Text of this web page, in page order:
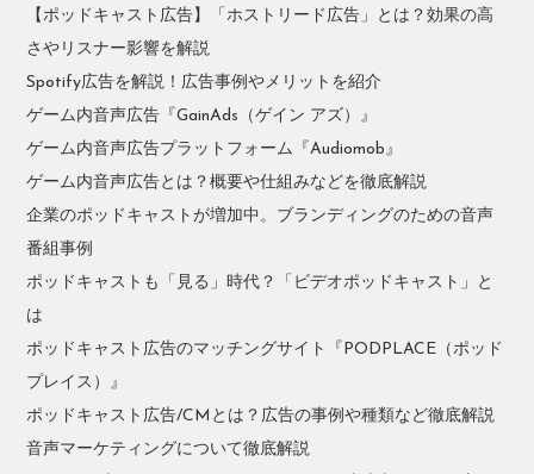
【ポッドキャスト広告】「ホストリード広告」とは？効果の高
さやリスナー影響を解説
Spotify広告を解説！広告事例やメリットを紹介
ゲーム内音声広告『GainAds（ゲイン アズ）』
ゲーム内音声広告プラットフォーム『Audiomob』
ゲーム内音声広告とは？概要や仕組みなどを徹底解説
企業のポッドキャストが増加中。ブランディングのための音声
番組事例
ポッドキャストも「見る」時代？「ビデオポッドキャスト」と
は
ポッドキャスト広告のマッチングサイト『PODPLACE（ポッド
プレイス）』
ポッドキャスト広告/CMとは？広告の事例や種類など徹底解説
音声マーケティングについて徹底解説